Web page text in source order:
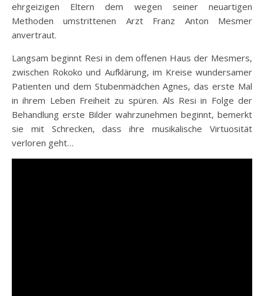
ehrgeizigen Eltern dem wegen seiner neuartigen
Methoden umstrittenen Arzt Franz Anton Mesmer
anvertraut.
Langsam beginntResi in dem offenen Haus der Mesmers,
zwischen Rokoko und Aufklärung, im Kreise wundersamer
Patienten und dem Stubenmädchen Agnes, das erste Mal
in ihrem Leben Freiheit zu spüren. Als Resi in Folge der
Behandlung erste Bilder wahrzunehmen beginnt, bemerkt
sie mit Schrecken, dass ihre musikalische Virtuosität
verloren geht…